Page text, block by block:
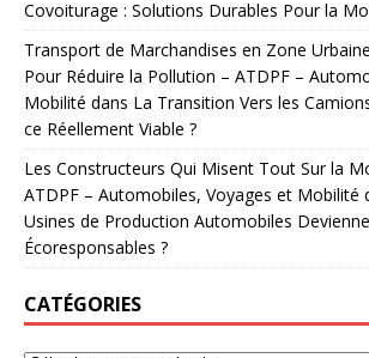
Covoiturage : Solutions Durables Pour la
Transport de Marchandises en Zone
Pour Réduire la Pollution – ATDPF –
Mobilité dans La Transition Vers les
ce Réellement Viable ?
Les Constructeurs Qui Misent Tout Sur la
ATDPF – Automobiles, Voyages et Mobilité
Usines de Production Automobiles
Écoresponsables ?
CATÉGORIES